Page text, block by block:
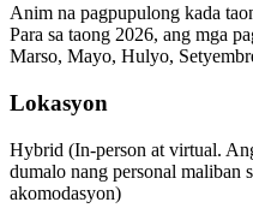
Anim na pagpupulong kada
Para sa taong 2026, ang mga
Marso, Mayo, Hulyo,
Lokasyon
Hybrid (In-person at virtual.
dumalo nang personal maliban
akomodasyon)